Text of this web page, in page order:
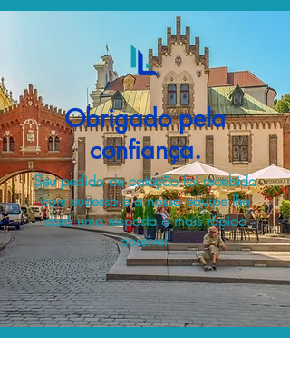
Obrigado pela
confiança.
Seu pedido de cotação foi recebido
com sucesso e a nossa equipe lhe
dará uma resposta o mais rápido
possível.